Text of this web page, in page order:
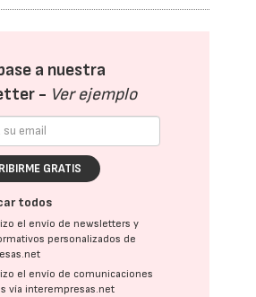
a nuestra
- Ver ejemplo
GRATIS
todos
el envío de newsletters y
personalizados de
el envío de comunicaciones
vía interempresas.net